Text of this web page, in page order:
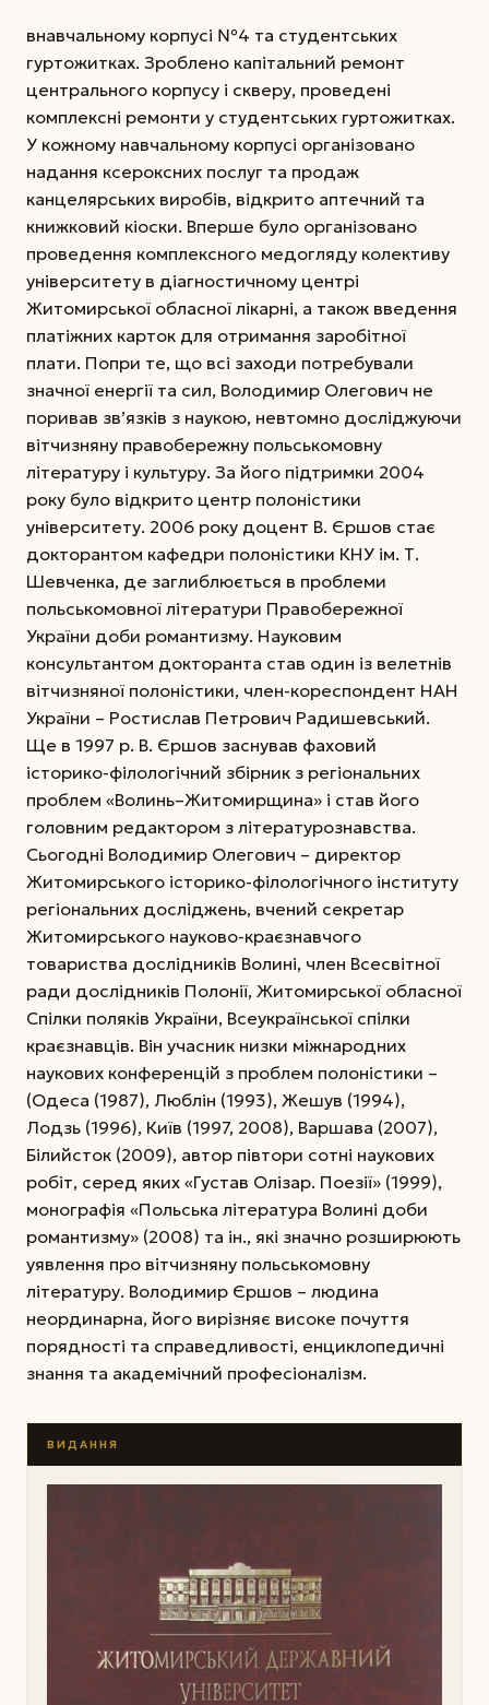
внавчальному корпусі №4 та студентських
гуртожитках. Зроблено капітальний ремонт
центрального корпусу і скверу, проведені
комплексні ремонти у студентських гуртожитках.
У кожному навчальному корпусі організовано
надання ксероксних послуг та продаж
канцелярських виробів, відкрито аптечний та
книжковий кіоски. Вперше було організовано
проведення комплексного медогляду колективу
університету в діагностичному центрі
Житомирської обласної лікарні, а також введення
платіжних карток для отримання заробітної
плати. Попри те, що всі заходи потребували
значної енергії та сил, Володимир Олегович не
поривав зв’язків з наукою, невтомно досліджуючи
вітчизняну правобережну польськомовну
літературу і культуру. За його підтримки 2004
року було відкрито центр полоністики
університету. 2006 року доцент В. Єршов стає
докторантом кафедри полоністики КНУ ім. Т.
Шевченка, де заглиблюється в проблеми
польськомовної літератури Правобережної
України доби романтизму. Науковим
консультантом докторанта став один із велетнів
вітчизняної полоністики, член-кореспондент НАН
України – Ростислав Петрович Радишевський.
Ще в 1997 р. В. Єршов заснував фаховий
історико-філологічний збірник з регіональних
проблем «Волинь–Житомирщина» і став його
головним редактором з літературознавства.
Сьогодні Володимир Олегович – директор
Житомирського історико-філологічного інституту
регіональних досліджень, вчений секретар
Житомирського науково-краєзнавчого
товариства дослідників Волині, член Всесвітної
ради дослідників Полонії, Житомирської обласної
Спілки поляків України, Всеукраїнської спілки
краєзнавців. Він учасник низки міжнародних
наукових конференцій з проблем полоністики –
(Одеса (1987), Люблін (1993), Жешув (1994),
Лодзь (1996), Київ (1997, 2008), Варшава (2007),
Білийсток (2009), автор півтори сотні наукових
робіт, серед яких «Густав Олізар. Поезії» (1999),
монографія «Польська література Волині доби
романтизму» (2008) та ін., які значно розширюють
уявлення про вітчизняну польськомовну
літературу. Володимир Єршов – людина
неординарна, його вирізняє високе почуття
порядності та справедливості, енциклопедичні
знання та академічний професіоналізм.
ВИДАННЯ